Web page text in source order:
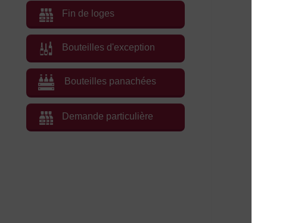
Fin de loges
Bouteilles d'exception
Bouteilles panachées
Demande particulière